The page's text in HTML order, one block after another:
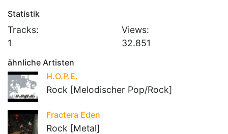
Statistik
Tracks:
1
Views:
32.851
ähnliche Artisten
H.O.P.E.
Rock [Melodischer Pop/Rock]
Fractera Eden
Rock [Metal]